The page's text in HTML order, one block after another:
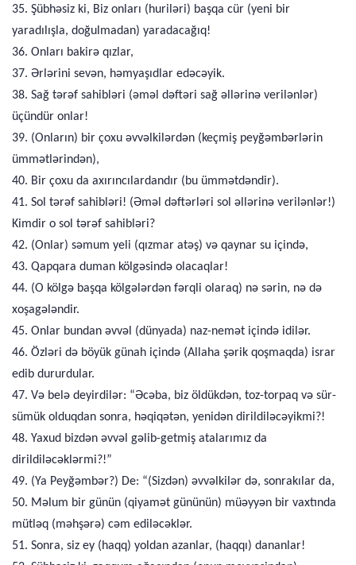
35. Şübhəsiz ki, Biz onları (huriləri) başqa cür (yeni bir
yaradılışla, doğulmadan) yaradacağıq!
36. Onları bakirə qızlar,
37. Ərlərini sevən, həmyaşıdlar edəcəyik.
38. Sağ tərəf sahibləri (əməl dəftəri sağ əllərinə verilənlər)
üçündür onlar!
39. (Onların) bir çoxu əvvəlkilərdən (keçmiş peyğəmbərlərin
ümmətlərindən),
40. Bir çoxu da axırıncılardandır (bu ümmətdəndir).
41. Sol tərəf sahibləri! (Əməl dəftərləri sol əllərinə verilənlər!)
Kimdir o sol tərəf sahibləri?
42. (Onlar) səmum yeli (qızmar atəş) və qaynar su içində,
43. Qapqara duman kölgəsində olacaqlar!
44. (O kölgə başqa kölgələrdən fərqli olaraq) nə sərin, nə də
xoşagələndir.
45. Onlar bundan əvvəl (dünyada) naz-nemət içində idilər.
46. Özləri də böyük günah içində (Allaha şərik qoşmaqda) israr
edib dururdular.
47. Və belə deyirdilər: “Əcəba, biz öldükdən, toz-torpaq və sür-
sümük olduqdan sonra, həqiqətən, yenidən dirildiləcəyikmi?!
48. Yaxud bizdən əvvəl gəlib-getmiş atalarımız da
dirildiləcəklərmi?!”
49. (Ya Peyğəmbər?) De: “(Sizdən) əvvəlkilər də, sonrakılar da,
50. Məlum bir günün (qiyamət gününün) müəyyən bir vaxtında
mütləq (məhşərə) cəm ediləcəklər.
51. Sonra, siz ey (haqq) yoldan azanlar, (haqqı) dananlar!